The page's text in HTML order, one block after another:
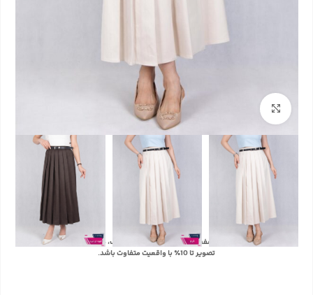
بزرگنمایی تصویر
با توجه به تفاوت رنگ‌ها در صفحه نمایش دستگاه‌های مختلف، ممکن است رنگ محصولات در
تصویر تا 10٪ با واقعیت متفاوت باشد.